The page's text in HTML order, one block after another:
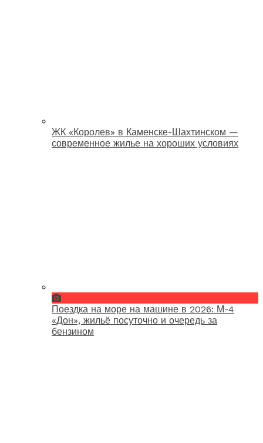
ЖК «Королев» в Каменске-Шахтинском —
современное жилье на хороших условиях
Поездка на море на машине в 2026: М-4
«Дон», жильё посуточно и очередь за
бензином